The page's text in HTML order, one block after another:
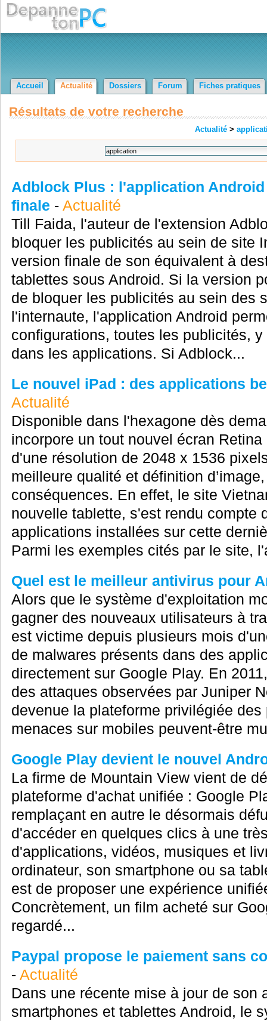
Accueil Actualité Dossiers Forum Fiches pratiques
Résultats de votre recherche
Actualité>
Adblock Plus : l'application
finale - Actualité
Till Faida, l'auteur de l'extension
bloquer les publicités au sein de site
version finale de son équivalent à
tablettes sous Android. Si la version
de bloquer les publicités au sein des
l'internaute, l'application Android
configurations, toutes les publicités,
dans les applications. Si Adblock...
Le nouvel iPad : des applications
Actualité
Disponible dans l'hexagone dès
incorpore un tout nouvel écran
d'une résolution de 2048 x 1536
meilleure qualité et définition
conséquences. En effet, le site
nouvelle tablette, s'est rendu compte
applications installées sur cette
Parmi les exemples cités par le site,
Quel est le meilleur antivirus pour
Alors que le système d'exploitation
gagner des nouveaux utilisateurs à
est victime depuis plusieurs mois
de malwares présents dans des
directement sur Google Play. En
des attaques observées par Juniper
devenue la plateforme privilégiée
menaces sur mobiles peuvent-être
Google Play devient le nouvel
La firme de Mountain View vient de
plateforme d'achat unifiée : Google
remplaçant en autre le désormais
d'accéder en quelques clics à une
d'applications, vidéos, musiques et
ordinateur, son smartphone ou sa
est de proposer une expérience
Concrètement, un film acheté sur
regardé...
Paypal propose le paiement sans
- Actualité
Dans une récente mise à jour de son
smartphones et tablettes Android, le